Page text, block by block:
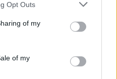
en cuenta que algún
tiene el derecho de
preferencias se aplicarán
nuevo en este sitio web o
Opt Outs
of my
of my